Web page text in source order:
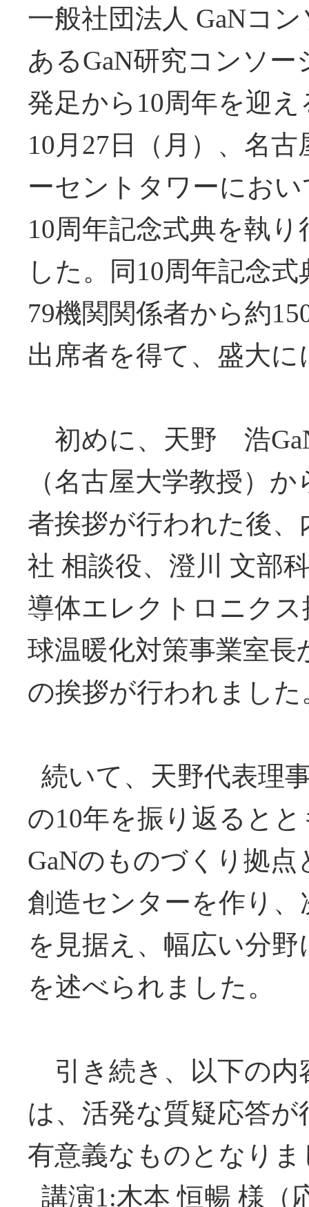
一般社団法人 GaNコ
あるGaN研究コンソー
発足から10周年を迎
10月27日（月）、名古
ーセントタワーにお
10周年記念式典を執り
した。同10周年記念
79機関関係者から約
出席者を得て、盛大
初めに、天野 浩
（名古屋大学教授）
者挨拶が行われた後
社 相談役、澄川 文部
導体エレクトロニク
球温暖化対策事業室長
の挨拶が行われまし
続いて、天野代表理
の10年を振り返ると
GaNのものづくり拠
創造センターを作り、
を見据え、幅広い分
を述べられました。
引き続き、以下の内
は、活発な質疑応答が
有意義なものとなりま
講演1:木本 恒暢 様（